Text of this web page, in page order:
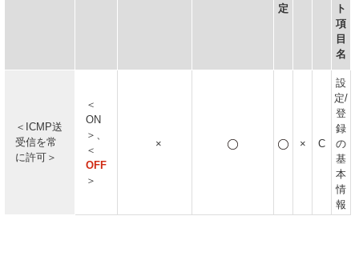
定
ト
項
目
名
＜ICMP送
受信を常
に許可＞
＜
ON
＞、
＜
OFF
＞
× × C
設
定/
登
録
の
基
本
情
報